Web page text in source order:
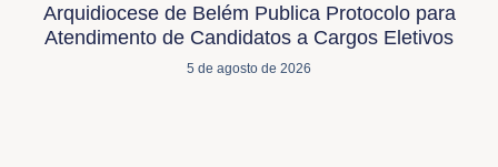
Arquidiocese de Belém Publica Protocolo para
Atendimento de Candidatos a Cargos Eletivos
5 de agosto de 2026